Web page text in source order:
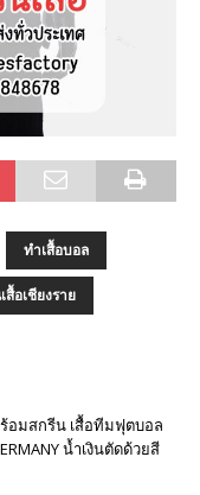
ทำเสื้อบอล
สื้อเชียงราย
อมสกรีน เสื้อทีมฟุตบอล
น้ำเงินตัดด้วยสี